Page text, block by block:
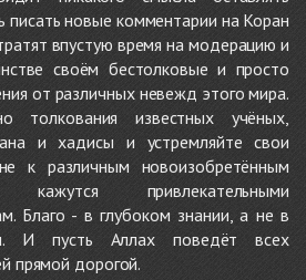
новые комментарии на Коран
впустую время на модерацию и
своём бестолковые и просто
от различных невежд этого мира.
толкования известных учёных,
и хадисы и устремляйте свои
к различным новоизобретённым
привлекательными
Благо - в глубоком знании, а не в
И пусть Аллах поведёт всех
прямой дорогой.